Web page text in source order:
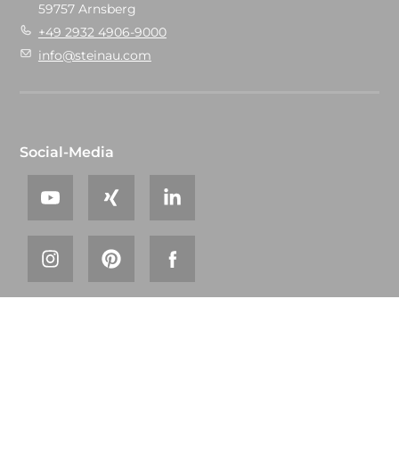
59757 Arnsberg
+49 2932 4906-9000
info@steinau.com
Social-Media